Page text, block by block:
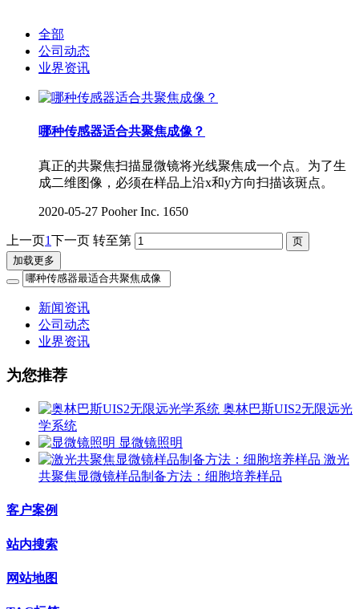
全部
公司动态
业界资讯
哪种传感器适合共聚焦成像？
真正的共聚焦扫描显微镜将光线聚焦成一个点。为了生
成二维图像，必须在样品上沿x和y方向扫描该斑点。
2020-05-27 Pooher Inc. 1650
上一页1下一页 转至第
加载更多
新闻资讯
公司动态
业界资讯
为您推荐
奥林巴斯UIS2无限远光
学系统
显微镜照明
激光
共聚焦显微镜样品制备方法：细胞培养样品
客户案例
站内搜索
网站地图